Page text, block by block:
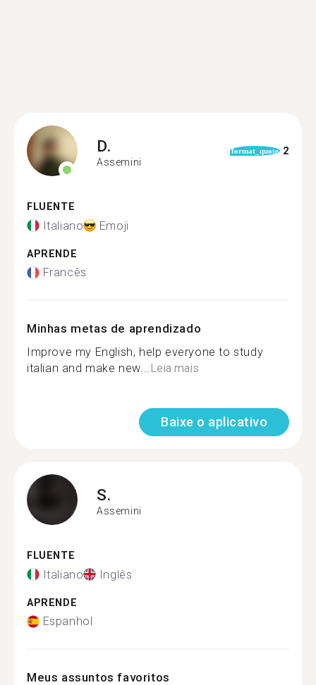
D.
Assemini
format_quote 2
FLUENTE
Italiano Emoji
APRENDE
Francês
Minhas metas de aprendizado
Improve my English, help everyone to study
italian and make new...Leia mais
Baixe o aplicativo
S.
Assemini
FLUENTE
Italiano Inglês
APRENDE
Espanhol
Meus assuntos favoritos